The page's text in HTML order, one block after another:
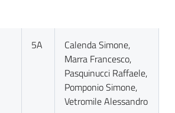
5A
Calenda Simone,
Marra Francesco,
Pasquinucci Raffaele,
Pomponio Simone,
Vetromile Alessandro